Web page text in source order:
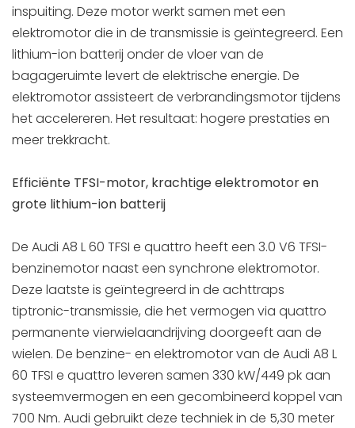
inspuiting. Deze motor werkt samen met een
elektromotor die in de transmissie is geïntegreerd. Een
lithium-ion batterij onder de vloer van de
bagageruimte levert de elektrische energie. De
elektromotor assisteert de verbrandingsmotor tijdens
het accelereren. Het resultaat: hogere prestaties en
meer trekkracht.
Efficiënte TFSI-motor, krachtige elektromotor en
grote lithium-ion batterij
De Audi A8 L 60 TFSI e quattro heeft een 3.0 V6 TFSI-
benzinemotor naast een synchrone elektromotor.
Deze laatste is geïntegreerd in de achttraps
tiptronic-transmissie, die het vermogen via quattro
permanente vierwielaandrijving doorgeeft aan de
wielen. De benzine- en elektromotor van de Audi A8 L
60 TFSI e quattro leveren samen 330 kW/449 pk aan
systeemvermogen en een gecombineerd koppel van
700 Nm. Audi gebruikt deze techniek in de 5,30 meter